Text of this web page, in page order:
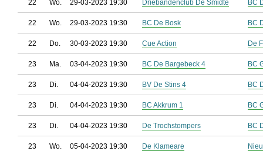
22 Wo. 29-03-2023 19:30 Driebandenclub De Smidte BC
22 Wo. 29-03-2023 19:30 BC De Bosk BC
22 Do. 30-03-2023 19:30 Cue Action De
23 Ma. 03-04-2023 19:30 BC De Bargebeck 4 BC
23 Di. 04-04-2023 19:30 BV De Stins 4 BC
23 Di. 04-04-2023 19:30 BC Akkrum 1 BC
23 Di. 04-04-2023 19:30 De Trochstompers BC
23 Wo. 05-04-2023 19:30 De Klameare